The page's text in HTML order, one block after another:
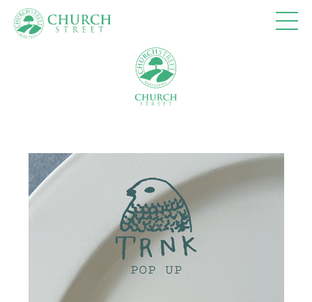
10:00-18:00
10:00-18:00 (Lo17:30)
※休館日、冬季(12月～3月)営業時間の詳細は、
業カレンダー
を参照ください。
トップページ
フロアマップ